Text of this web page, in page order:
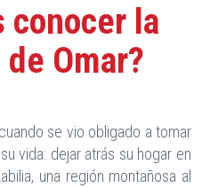
conocer la
Omar?
se vio obligado a tomar
vida: dejar atrás su hogar en
una región montañosa al